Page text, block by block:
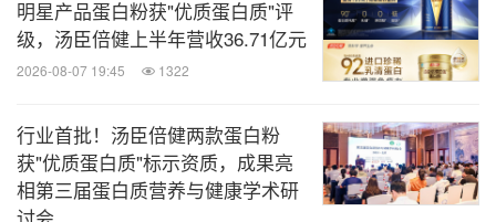
明星产品蛋白粉获"优质蛋白质"评
级，汤臣倍健上半年营收36.71亿元
2026-08-07 19:45 1322
行业首批！汤臣倍健两款蛋白粉
获"优质蛋白质"标示资质，成果亮
相第三届蛋白质营养与健康学术研